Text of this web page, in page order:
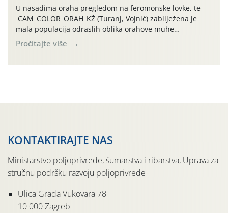
U nasadima oraha pregledom na feromonske lovke, te
CAM_COLOR_ORAH_KŽ (Turanj, Vojnić) zabilježena je
mala populacija odraslih oblika orahove muhe
(Rhagoletis completa). Niska brojnost može se objasniti
činjenicom da je riječ o mladim nasadima s vrlo malim
Pročitajte više
KONTAKTIRAJTE NAS
Ministarstvo poljoprivrede, šumarstva i ribarstva, Uprava za
stručnu podršku razvoju poljoprivrede
Ulica Grada Vukovara 78
10 000 Zagreb